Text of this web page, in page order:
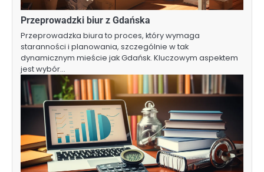
Przeprowadzki biur z Gdańska
Przeprowadzka biura to proces, który wymaga
staranności i planowania, szczególnie w tak
dynamicznym mieście jak Gdańsk. Kluczowym aspektem
jest wybór…